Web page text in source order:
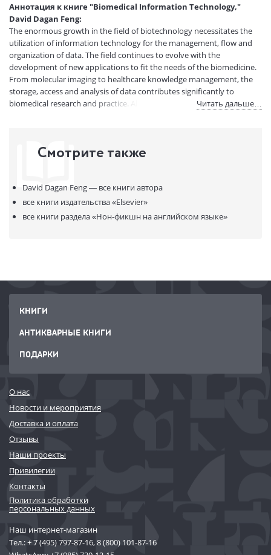
Код товара:
50089171
Артикул:
11209047
ISBN:
9780123735836
В продаже с:
18.04.2024
Аннотация к книге "Biomedical Information Technology,"
David Dagan Feng:
The enormous growth in the field of biotechnology necessitates the
utilization of information technology for the management, flow and
organization of data. The field continues to evolve with the
development of new applications to fit the needs of the biomedicine.
From molecular imaging to healthcare knowledge management, the
storage, access and analysis of data contributes significantly to
biomedical research and practice. All biomedical professionals can
biological computing. In additionBiomedical Information
Technologycontains practical integrated clinical applications for
knowledge discovery, including the latest advances in the field, such
as ubiquitous M-Health systems and molecular imaging applications.
Читать дальше…
Смотрите также
David Dagan Feng — все книги автора
все книги издательства«Elsevier»
все книги раздела«Нон-фикшн на английском языке»
КНИГИ
АНТИКВАРНЫЕ КНИГИ
ПОДАРКИ
О нас
Новости и мероприятия
Доставка и оплата
Отзывы
Наши проекты
Привилегии
Контакты
Политика обработки
персональных данных
Наш интернет-магазин
Тел.:+ 7 (495) 797-87-16,8 (800) 101-87-16